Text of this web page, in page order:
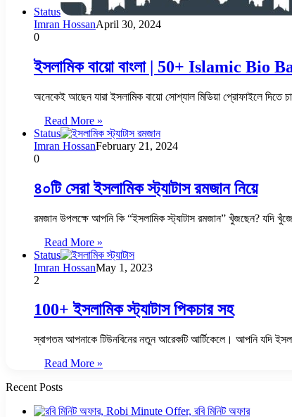
Status
Imran HossanApril 30, 2024
0
ইসলামিক বায়ো বাংলা | 50+ Islamic Bio
অনেকেই আছেন যারা ইসলামিক বায়ো সোশ্যাল মিডিয়া প্রোফাইলে
Read More »
Status
Imran HossanFebruary 21, 2024
0
৪০টি সেরা ইসলামিক স্ট্যাটাস রমজান নিয়ে
রমজান উপলক্ষে আপনি কি “ইসলামিক স্ট্যাটাস রমজান” খুঁজছেন? যদি
Read More »
Status
Imran HossanMay 1, 2023
2
100+ ইসলামিক স্ট্যাটাস পিকচার সহ
স্বাগতম আপনাকে টিউনবিনের নতুন আরেকটি আর্টিকেলে। আপনি যদি
Read More »
Recent Posts